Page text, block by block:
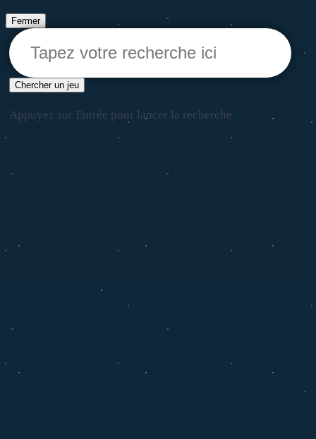
Fermer
Chercher un jeu
Appuyez sur Entrée pour lancer la recherche